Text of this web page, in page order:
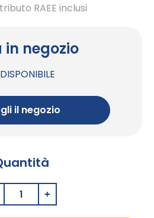
RAEE inclusi
in negozio
DISPONIBILE
il negozio